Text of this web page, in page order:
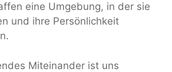
eine Umgebung, in der sie
und ihre Persönlichkeit
Miteinander ist uns